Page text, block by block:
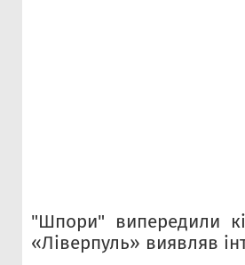
"Шпори" випередили
«Ліверпуль» виявляв